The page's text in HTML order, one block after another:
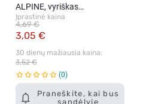
Praneškite, kai bus
sandėlyje
ALPINE, vyriškas
dezodorantas, 50 g,
Įprastinė kaina
3,05 €
4,69 €
30 dienų mažiausia kaina:
3,52 €
0